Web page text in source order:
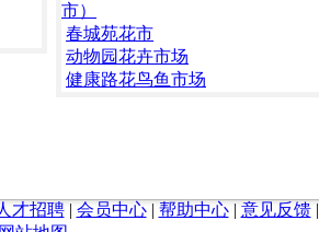
市）
春城苑花市
动物园花卉市场
健康路花鸟鱼市场
才招聘| 会员中心| 帮助中心| 意见反馈|